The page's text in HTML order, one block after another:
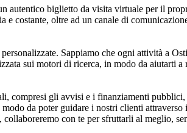
autentico biglietto da visita virtuale per il
costante, oltre ad un canale di
Sappiamo che ogni attività a
sui motori di ricerca, in modo da aiutarti
compresi gli avvisi e i finanziamenti
da poter guidare i nostri clienti
con te per sfruttarli al meglio,